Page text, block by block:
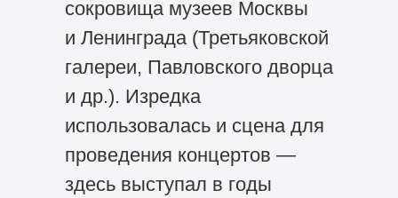
сокровища музеев Москвы
и Ленинграда (Третьяковской
галереи, Павловского дворца
и др.). Изредка
использовалась и сцена для
проведения концертов —
здесь выступал в годы